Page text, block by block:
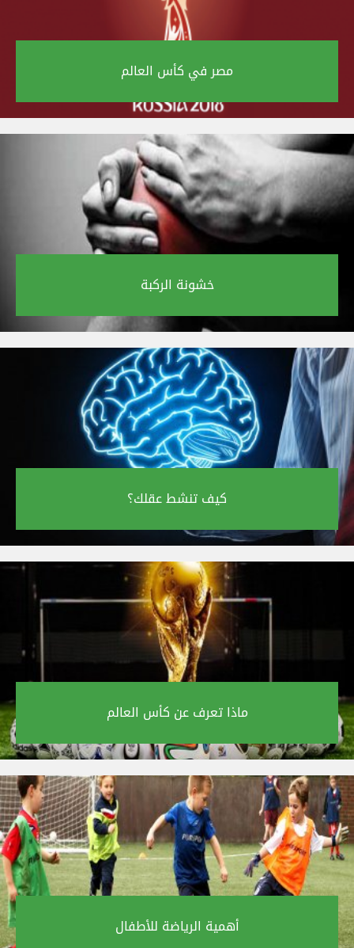
مصر في كأس العالم‎
خشونة الركبة‎
كيف تنشط عقلك؟‎
ماذا تعرف عن كأس العالم‎
أهمية الرياضة للأطفال‎